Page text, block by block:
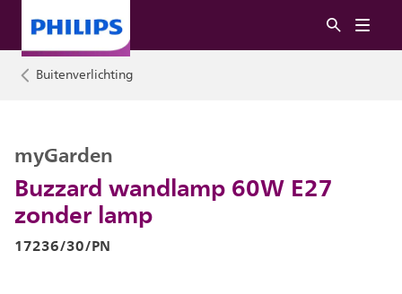
Buitenverlichting
Buzzard wandlamp 60W E27
zonder lamp
myGarden
17236/30/PN